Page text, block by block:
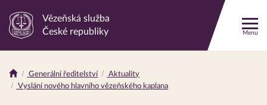
Odkaz
stránku
Vězeňská služba
České republiky
Menu
Drobečková
Generální ředitelství
Aktuality
Vyslání nového hlavního vězeňského kaplana